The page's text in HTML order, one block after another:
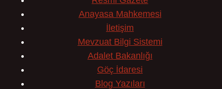
Anayasa Mahkemesi
İletişim
Mevzuat Bilgi Sistemi
Adalet Bakanlığı
Göç İdaresi
Blog Yazıları